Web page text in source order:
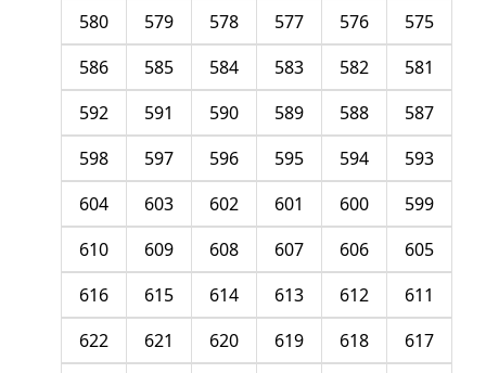
575
576
577
578
579
580
581
582
583
584
585
586
587
588
589
590
591
592
593
594
595
596
597
598
599
600
601
602
603
604
605
606
607
608
609
610
611
612
613
614
615
616
617
618
619
620
621
622